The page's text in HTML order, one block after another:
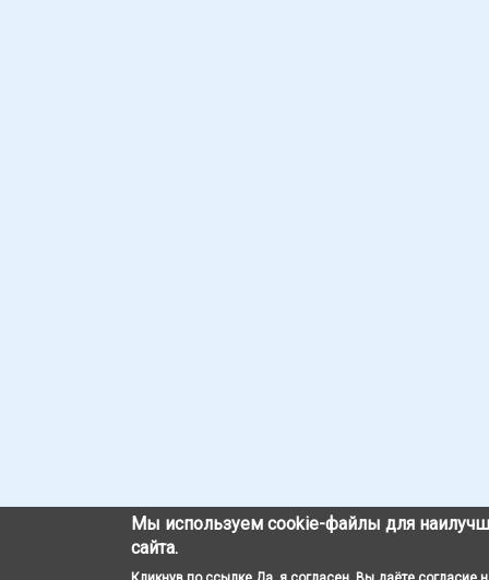
Мы используем cookie-файлы для
сайта.